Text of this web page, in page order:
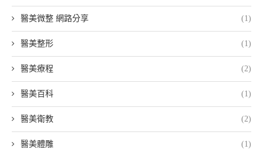
醫美微整 網路分享 (1)
醫美整形 (1)
醫美療程 (2)
醫美百科 (1)
醫美衛教 (2)
醫美體雕 (1)